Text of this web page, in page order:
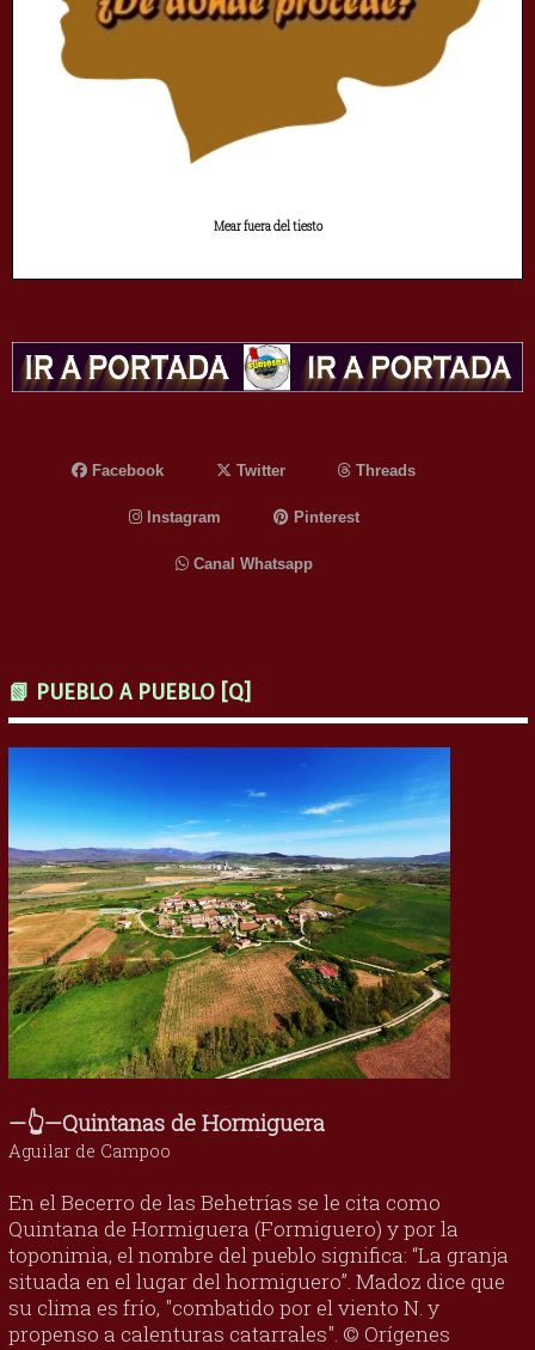
Mear fuera del tiesto
Facebook Twitter Threads
Instagram Pinterest
Canal Whatsapp
📗 PUEBLO A PUEBLO [Q]
—👆—Quintanas de Hormiguera
Aguilar de Campoo
En el Becerro de las Behetrías se le cita como
Quintana de Hormiguera (Formiguero) y por la
toponimia, el nombre del pueblo significa: “La granja
situada en el lugar del hormiguero”. Madoz dice que
su clima es frío, "combatido por el viento N. y
propenso a calenturas catarrales". © Orígenes